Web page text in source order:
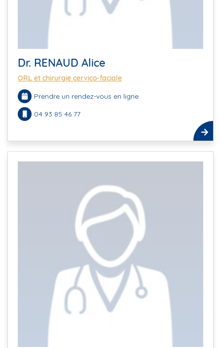
Dr. RENAUD Alice
ORL et chirurgie cervico-faciale
Prendre un rendez-vous en ligne
04 93 85 46 77